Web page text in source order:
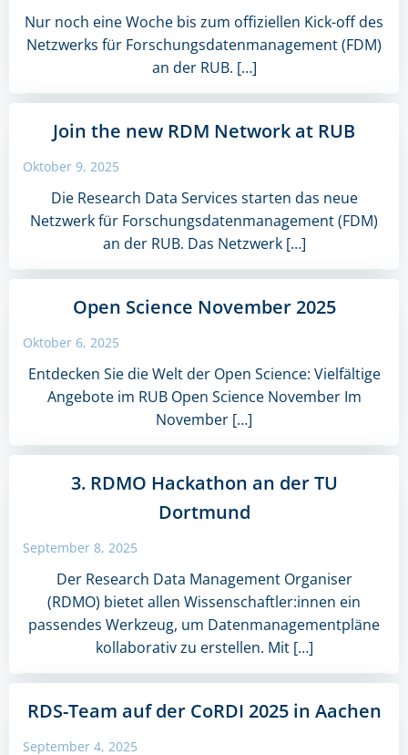
Nur noch eine Woche bis zum offiziellen Kick-off des
Netzwerks für Forschungsdatenmanagement (FDM)
an der RUB. […]
Join the new RDM Network at RUB
Oktober 9, 2025
Die Research Data Services starten das neue
Netzwerk für Forschungsdatenmanagement (FDM)
an der RUB. Das Netzwerk […]
Open Science November 2025
Oktober 6, 2025
Entdecken Sie die Welt der Open Science: Vielfältige
Angebote im RUB Open Science November Im
November […]
3. RDMO Hackathon an der TU
Dortmund
September 8, 2025
Der Research Data Management Organiser
(RDMO) bietet allen Wissenschaftler:innen ein
passendes Werkzeug, um Datenmanagementpläne
kollaborativ zu erstellen. Mit […]
RDS-Team auf der CoRDI 2025 in Aachen
September 4, 2025